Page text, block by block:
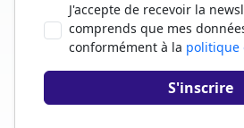
J'accepte de recevoir la
comprends que mes
conformément à la politique